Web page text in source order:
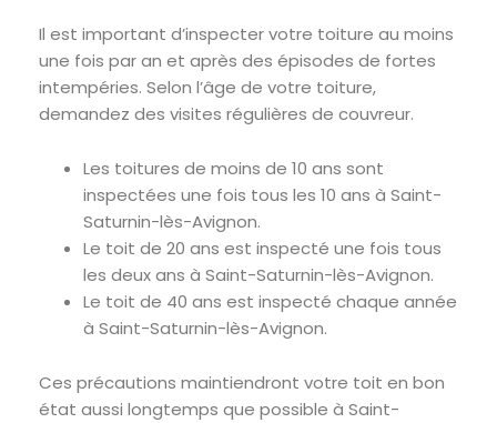
Il est important d’inspecter votre toiture au moins
une fois par an et après des épisodes de fortes
intempéries. Selon l’âge de votre toiture,
demandez des visites régulières de couvreur.
Les toitures de moins de 10 ans sont
inspectées une fois tous les 10 ans à Saint-
Saturnin-lès-Avignon.
Le toit de 20 ans est inspecté une fois tous
les deux ans à Saint-Saturnin-lès-Avignon.
Le toit de 40 ans est inspecté chaque année
à Saint-Saturnin-lès-Avignon.
Ces précautions maintiendront votre toit en bon
état aussi longtemps que possible à Saint-